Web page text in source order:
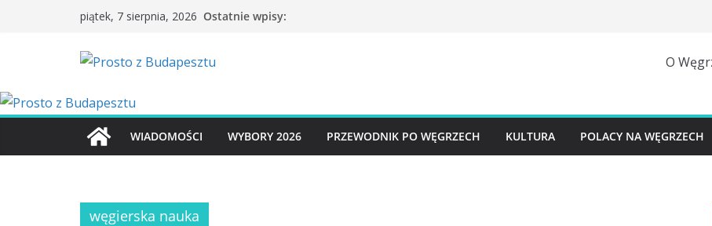
piątek, 7 sierpnia, 2026 Ostatnie wpisy:
O
WIADOMOŚCI WYBORY 2026 PRZEWODNIK PO WĘGRZECH KULTURA POLACY NA WĘGRZECH
węgierska nauka